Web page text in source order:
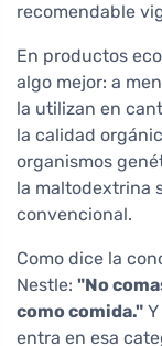
recomendable
En productos
algo mejor: a
la utilizan en
la calidad
organismos
la maltodextrina
convencional.
Como dice la
Nestle: "No
como comida."
entra en esa